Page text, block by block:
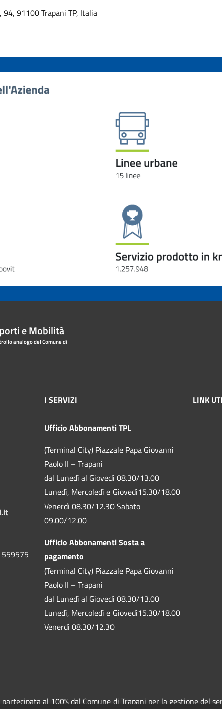
94, 91100 Trapani TP, Italia
e Mobilità
analogo del Comune di
I SERVIZI
Ufficio Abbonamenti TPL
(Terminal City) Piazzale Papa Giovanni
Paolo II – Trapani
dal Lunedì al Giovedì 08.30/13.00
Lunedì, Mercoledì e Giovedì15.30/18.00
Venerdì 08.30/12.30 Sabato
09.00/12.00
Ufficio Abbonamenti Sosta a
pagamento
(Terminal City) Piazzale Papa Giovanni
Paolo II – Trapani
dal Lunedì al Giovedì 08.30/13.00
Lunedì, Mercoledì e Giovedì15.30/18.00
Venerdì 08.30/12.30
LINK
partecipata al 100% dal Comune di Trapani per la gestione